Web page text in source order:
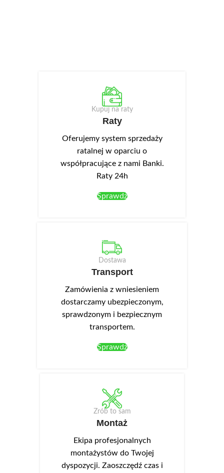
Kupuj na raty
Raty
Oferujemy system sprzedaży
ratalnej w oparciu o
współpracujące z nami Banki.
Raty 24h
Sprawdź
Dostawa
Transport
Zamówienia z wniesieniem
dostarczamy ubezpieczonym,
sprawdzonym i bezpiecznym
transportem.
Sprawdź
Zrób to sam
Montaż
Ekipa profesjonalnych
montażystów do Twojej
dyspozycji. Zaoszczędź czas i